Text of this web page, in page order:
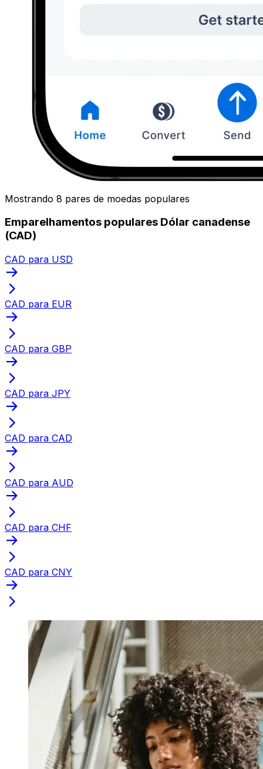
Mostrando 8 pares de moedas populares
Emparelhamentos populares Dólar canadense
(CAD)
CAD para USD
CAD para EUR
CAD para GBP
CAD para JPY
CAD para CAD
CAD para AUD
CAD para CHF
CAD para CNY